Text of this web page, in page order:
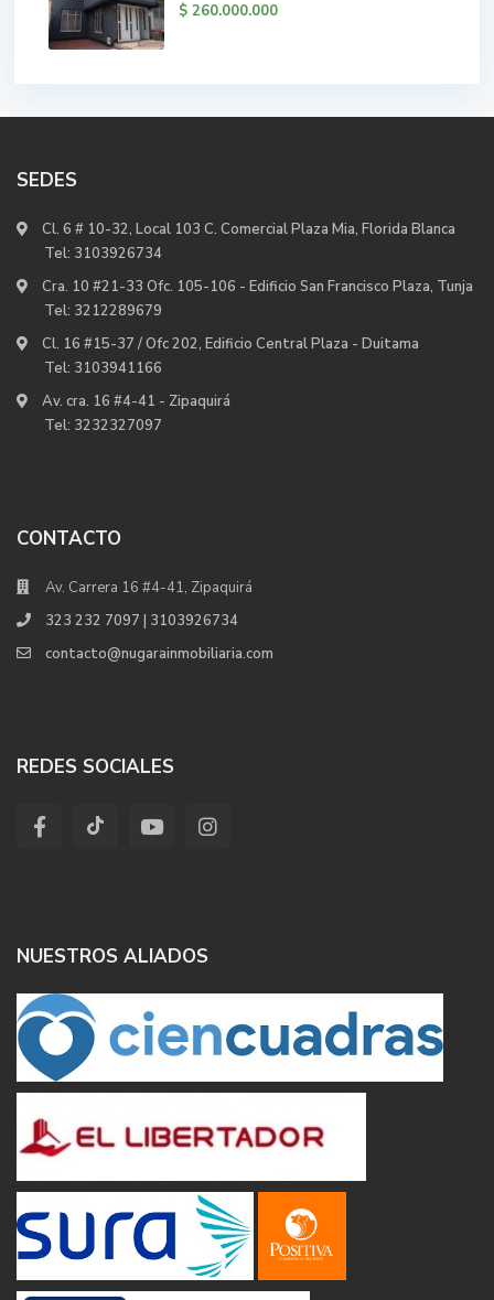
$ 260.000.000
SEDES
Cl. 6 # 10-32, Local 103 C. Comercial Plaza Mia, Florida Blanca
Tel: 3103926734
Cra. 10 #21-33 Ofc. 105-106 - Edificio San Francisco Plaza, Tunja
Tel: 3212289679
Cl. 16 #15-37 / Ofc 202, Edificio Central Plaza - Duitama
Tel: 3103941166
Av. cra. 16 #4-41 - Zipaquirá
Tel: 3232327097
CONTACTO
Av. Carrera 16 #4-41, Zipaquirá
323 232 7097 | 3103926734
contacto@nugarainmobiliaria.com
REDES SOCIALES
NUESTROS ALIADOS